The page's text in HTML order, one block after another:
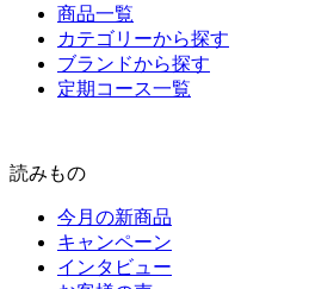
商品一覧
カテゴリーから探す
ブランドから探す
定期コース一覧
読みもの
今月の新商品
キャンペーン
インタビュー